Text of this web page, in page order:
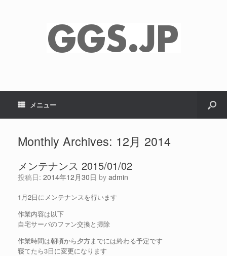
メニュー
Monthly Archives: 12月 2014
メンテナンス 2015/01/02
投稿日: 2014年12月30日 by admin
1月2日にメンテナンスを行います
作業内容は以下
自宅サーバのファン交換と掃除
作業時間は朝頃から夕方までには終わる予定です
寝てたら3日に変更になります